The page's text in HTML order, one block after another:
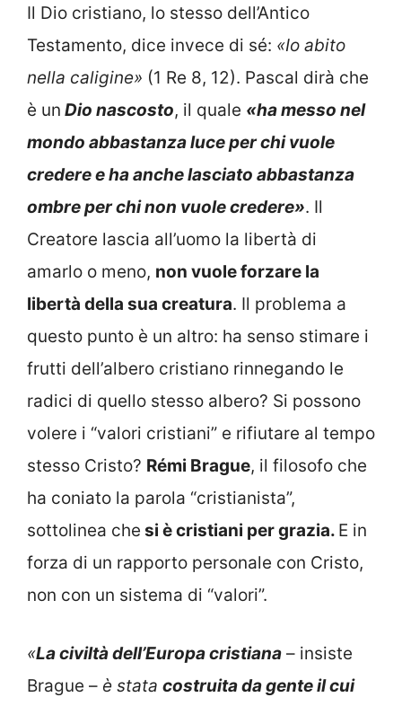
Il Dio cristiano, lo stesso dell’Antico
Testamento, dice invece di sé: «Io abito
nella caligine» (1 Re 8, 12). Pascal dirà che
è un Dio nascosto, il quale «ha messo nel
mondo abbastanza luce per chi vuole
credere e ha anche lasciato abbastanza
ombre per chi non vuole credere». Il
Creatore lascia all’uomo la libertà di
amarlo o meno, non vuole forzare la
libertà della sua creatura. Il problema a
questo punto è un altro: ha senso stimare i
frutti dell’albero cristiano rinnegando le
radici di quello stesso albero? Si possono
volere i “valori cristiani” e rifiutare al tempo
stesso Cristo? Rémi Brague, il filosofo che
ha coniato la parola “cristianista”,
sottolinea che si è cristiani per grazia. E in
forza di un rapporto personale con Cristo,
non con un sistema di “valori”.
«La civiltà dell’Europa cristiana – insiste
Brague – è stata costruita da gente il cui